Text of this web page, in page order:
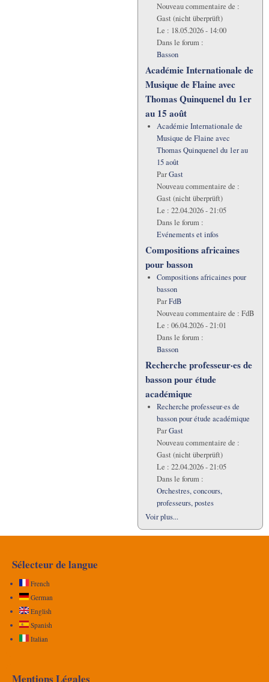
Nouveau commentaire de :
Gast (nicht überprüft)
Le : 18.05.2026 - 14:00
Dans le forum :
Basson
Académie Internationale de
Musique de Flaine avec
Thomas Quinquenel du 1er
au 15 août
Académie Internationale de
Musique de Flaine avec
Thomas Quinquenel du 1er au
15 août
ParGast
Nouveau commentaire de :
Gast (nicht überprüft)
Le : 22.04.2026 - 21:05
Dans le forum :
Evénements et infos
Compositions africaines
pour basson
Compositions africaines pour
basson
ParFdB
Nouveau commentaire de : FdB
Le : 06.04.2026 - 21:01
Dans le forum :
Basson
Recherche professeur·es de
basson pour étude
académique
Recherche professeur·es de
basson pour étude académique
ParGast
Nouveau commentaire de :
Gast (nicht überprüft)
Le : 22.04.2026 - 21:05
Dans le forum :
Orchestres, concours,
professeurs, postes
Voir plus...
Sélecteur de langue
French
German
English
Spanish
Italian
Mentions Légales